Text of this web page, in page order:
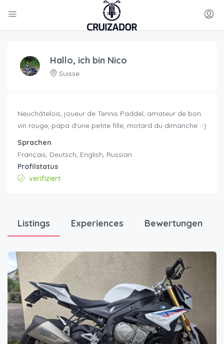
Hallo, ich bin Nico
Suisse
Neuchâtelois, joueur de Tennis Paddel, amateur de bon
vin rouge, papa d'une petite fille, motard du dimanche :-)
Sprachen
Français, Deutsch, English, Russian
Profilstatus
verifiziert
Listings Experiences Bewertungen